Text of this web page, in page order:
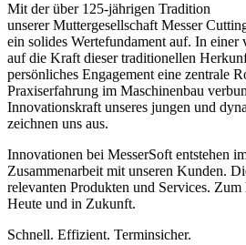
Mit der über 125-jährigen Tradition
unserer Muttergesellschaft Messer
ein solides Wertefundament auf. In
auf die Kraft dieser traditionellen
persönliches Engagement eine zentrale
Praxiserfahrung im Maschinenbau
Innovationskraft unseres jungen und
zeichnen uns aus.
Innovationen bei MesserSoft entstehen
Zusammenarbeit mit unseren Kunden.
relevanten Produkten und Services.
Heute und in Zukunft.
Schnell. Effizient. Terminsicher.